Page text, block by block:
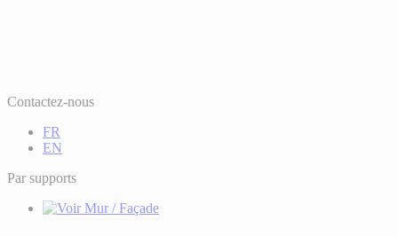
Contactez-nous
FR
EN
Par supports